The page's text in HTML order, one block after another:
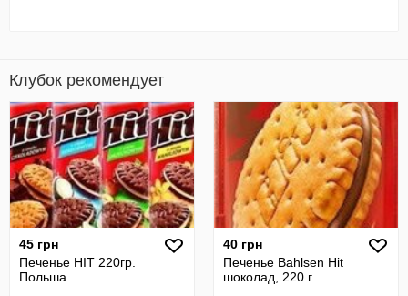
Клубок рекомендует
45 грн
Печенье HIT 220гр.
Польша
40 грн
Печенье Bahlsen Hit
шоколад, 220 г